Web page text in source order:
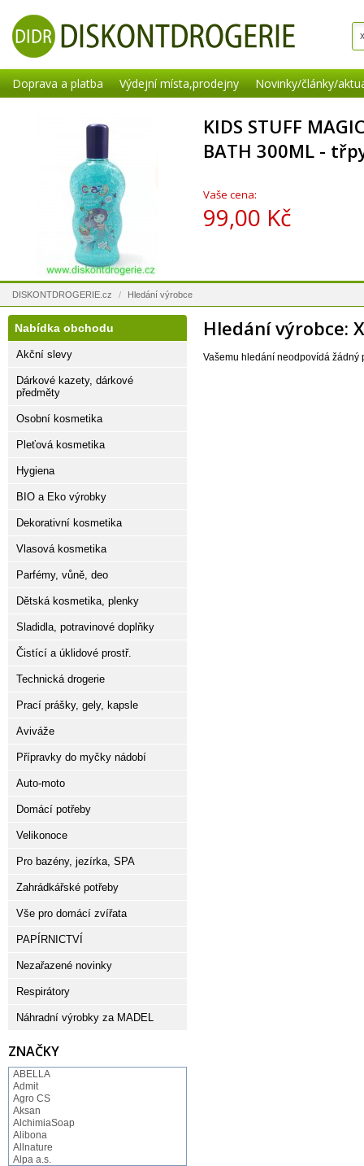
Doprava a platba Výdejní místa,prodejny Novinky/články/
KIDS STUFF
BATH 300ML -
Vaše cena:
99,00 Kč
DISKONTDROGERIE.cz / Hledání výrobce
Hledání výrobce:
Vašemu hledání neodpovídá žádný
Nabídka obchodu
Akční slevy
Dárkové kazety, dárkové
předměty
Osobní kosmetika
Pleťová kosmetika
Hygiena
BIO a Eko výrobky
Dekorativní kosmetika
Vlasová kosmetika
Parfémy, vůně, deo
Dětská kosmetika, plenky
Sladidla, potravinové doplňky
Čistící a úklidové prostř.
Technická drogerie
Prací prášky, gely, kapsle
Aviváže
Přípravky do myčky nádobí
Auto-moto
Domácí potřeby
Velikonoce
Pro bazény, jezírka, SPA
Zahrádkářské potřeby
Vše pro domácí zvířata
PAPÍRNICTVÍ
Nezařazené novinky
Respirátory
Náhradní výrobky za MADEL
ZNAČKY
ABELLA
Admit
Agro CS
Aksan
AlchimiaSoap
Alibona
Allnature
Alpa a.s.